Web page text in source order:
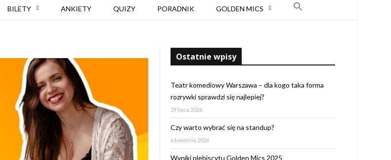
BILETY ANKIETY QUIZY PORADNIK GOLDEN MICS
Ostatnie wpisy
Teatr komediowy Warszawa – dla kogo taka forma
rozrywki sprawdzi się najlepiej?
29 lipca 2026
Czy warto wybrać się na standup?
6 kwietnia 2026
Wyniki plebiscytu Golden Mics 2025